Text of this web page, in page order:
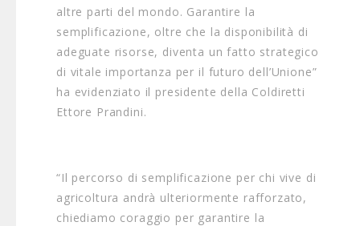
altre parti del mondo. Garantire la
semplificazione, oltre che la disponibilità di
adeguate risorse, diventa un fatto strategico
di vitale importanza per il futuro dell’Unione”
ha evidenziato il presidente della Coldiretti
Ettore Prandini.
“Il percorso di semplificazione per chi vive di
agricoltura andrà ulteriormente rafforzato,
chiediamo coraggio per garantire la